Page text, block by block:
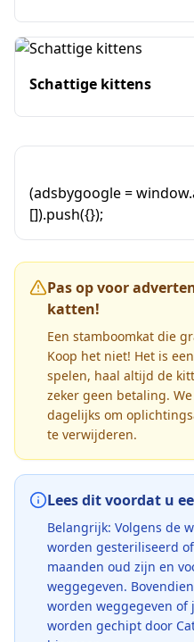
Schattige kittens
(adsbygoogle =
[]).push({});
Pas op voor
katten!
Een stamboomkat die
Koop het niet! Het is
spelen, haal altijd de
zeker geen betaling.
dagelijks om
te verwijderen.
Lees dit voordat u
Belangrijk: Volgens de
worden gesteriliseerd
maanden oud zijn en
weggegeven.
worden weggegeven of
worden gechipt door